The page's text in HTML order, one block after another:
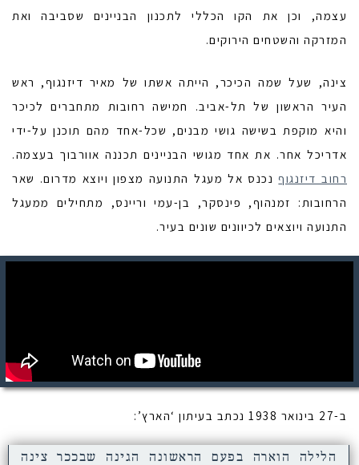
עצמה, וכן את הקו הכללי לתכנון הבניינים שסביבה ואת
המזרקה והשטחים הירוקים.
צינה, שעל שמה הכיכר, הייתה אשתו של מאיר דיזנגוף, ראש
העיר הראשון של תל-אביב. חמישה רחובות מתחברים לכיכר
והיא מוקפת בשישה גושי מבנים, שכל-אחד מהם תוכנן על-ידי
אדריכל אחר. את אחד מגושי הבניינים תכננה אוורבוך בעצמה.
רחוב דיזנגוף נכנס אל מעגל התנועה מצפון ויוצא מדרום. שאר
הרחובות: זמנהוף, פינסקר, בן-עמי וריינס, מתחילים ממעגל
התנועה ויוצאים לכיוונים שונים בעיר.
ב-27 בינואר 1938 נכתב בעיתון ‘הארץ’:
הלילה הוארה בפעם הראשונה הגינה שבככר צינה